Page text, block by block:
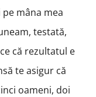
mâna mea
testată,
că rezultatul e
te asigur că
oameni, doi